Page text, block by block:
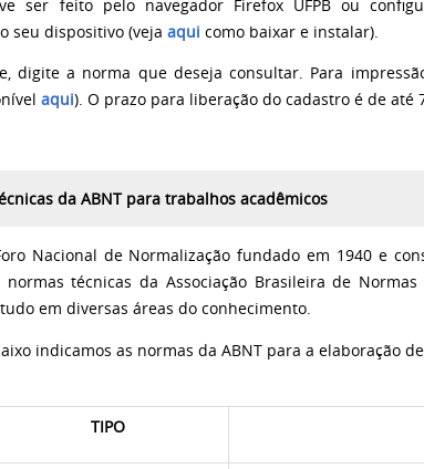
ser feito pelo navegador Firefox UFPB ou
seu dispositivo (vejaaqui como baixar e instalar).
digite a norma que deseja consultar. Para
aqui). O prazo para liberação do cadastro é de até
da ABNT para trabalhos acadêmicos
Nacional de Normalização fundado em 1940 e
normas técnicas da Associação Brasileira de
em diversas áreas do conhecimento.
indicamos as normas da ABNT para a elaboração
TIPO